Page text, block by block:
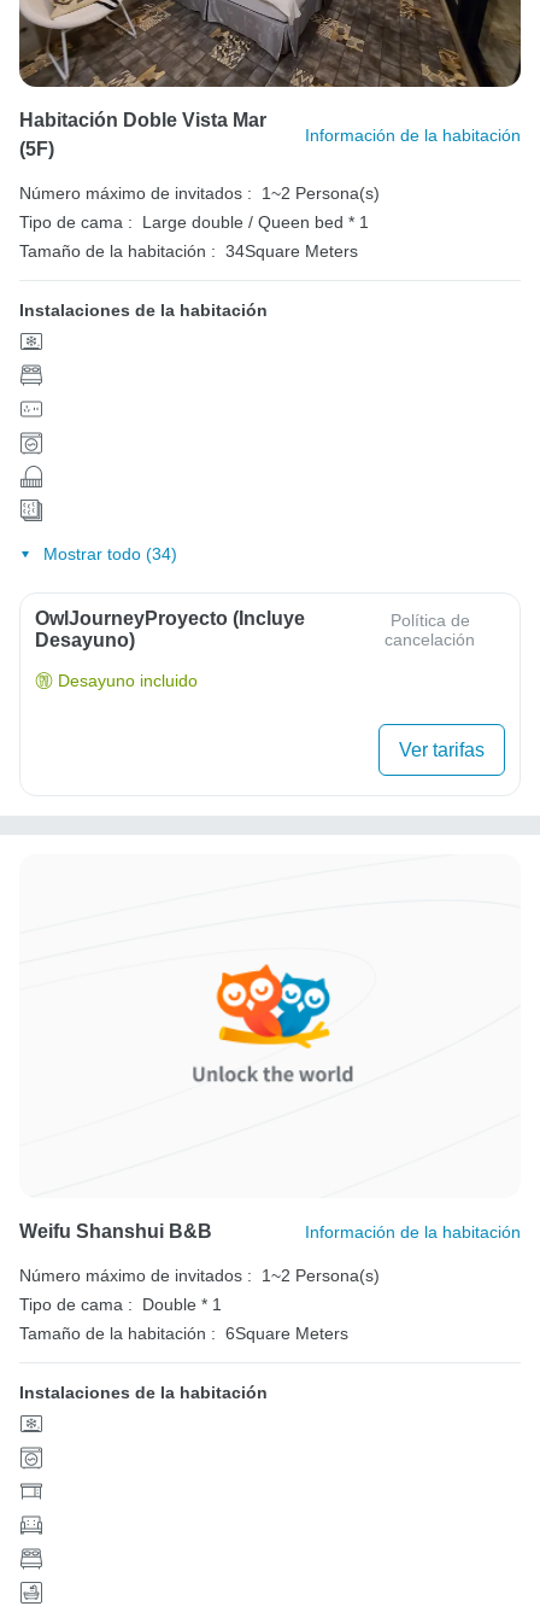
Habitación Doble Vista Mar
(5F)
Información de la habitación
Número máximo de invitados :
1~2 Persona(s)
Tipo de cama :
Large double / Queen bed * 1
Tamaño de la habitación : 34Square Meters
Instalaciones de la habitación
Mostrar todo (34)
OwlJourneyProyecto (Incluye
Desayuno)
Política de
cancelación
Desayuno incluido
Ver tarifas
Weifu Shanshui B&B Información de la habitación
Número máximo de invitados :
1~2 Persona(s)
Tipo de cama :
Double * 1
Tamaño de la habitación : 6Square Meters
Instalaciones de la habitación